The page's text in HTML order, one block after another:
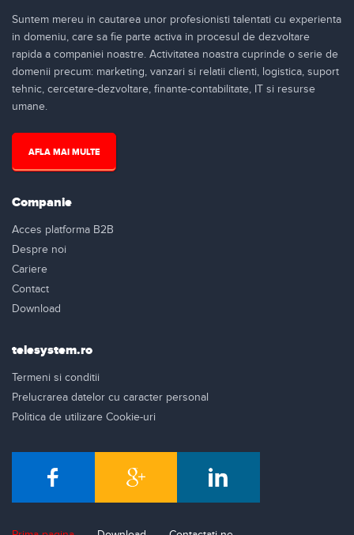
Suntem mereu in cautarea unor profesionisti talentati cu experienta
in domeniu, care sa fie parte activa in procesul de dezvoltare
rapida a companiei noastre. Activitatea noastra cuprinde o serie de
domenii precum: marketing, vanzari si relatii clienti, logistica, suport
tehnic, cercetare-dezvoltare, finante-contabilitate, IT si resurse
umane.
AFLA MAI MULTE
Companie
Acces platforma B2B
Despre noi
Cariere
Contact
Download
telesystem.ro
Termeni si conditii
Prelucrarea datelor cu caracter personal
Politica de utilizare Cookie-uri